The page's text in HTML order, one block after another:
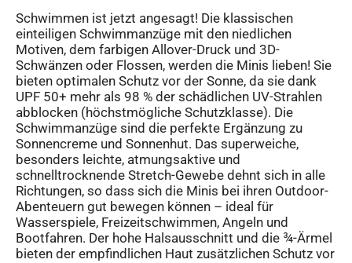
Schwimmen ist jetzt angesagt! Die klassischen
einteiligen Schwimmanzüge mit den niedlichen
Motiven, dem farbigen Allover-Druck und 3D-
Schwänzen oder Flossen, werden die Minis lieben! Sie
bieten optimalen Schutz vor der Sonne, da sie dank
UPF 50+ mehr als 98 % der schädlichen UV-Strahlen
abblocken (höchstmögliche Schutzklasse). Die
Schwimmanzüge sind die perfekte Ergänzung zu
Sonnencreme und Sonnenhut. Das superweiche,
besonders leichte, atmungsaktive und
schnelltrocknende Stretch-Gewebe dehnt sich in alle
Richtungen, so dass sich die Minis bei ihren Outdoor-
Abenteuern gut bewegen können – ideal für
Wasserspiele, Freizeitschwimmen, Angeln und
Bootfahren. Der hohe Halsausschnitt und die ¾-Ärmel
bieten der empfindlichen Haut zusätzlichen Schutz vor